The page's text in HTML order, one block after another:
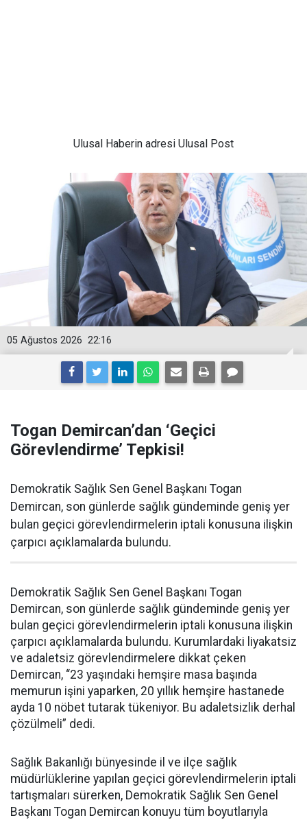
Ulusal Haberin adresi Ulusal Post
22:16
05 Ağustos 2026
Togan Demircan’dan ‘Geçici
Görevlendirme’ Tepkisi!
Demokratik Sağlık Sen Genel Başkanı Togan
Demircan, son günlerde sağlık gündeminde geniş yer
bulan geçici görevlendirmelerin iptali konusuna ilişkin
çarpıcı açıklamalarda bulundu.
Demokratik Sağlık Sen Genel Başkanı Togan
Demircan, son günlerde sağlık gündeminde geniş yer
bulan geçici görevlendirmelerin iptali konusuna ilişkin
çarpıcı açıklamalarda bulundu. Kurumlardaki liyakatsiz
ve adaletsiz görevlendirmelere dikkat çeken
Demircan, “23 yaşındaki hemşire masa başında
memurun işini yaparken, 20 yıllık hemşire hastanede
ayda 10 nöbet tutarak tükeniyor. Bu adaletsizlik derhal
çözülmeli” dedi.
Sağlık Bakanlığı bünyesinde il ve ilçe sağlık
müdürlüklerine yapılan geçici görevlendirmelerin iptali
tartışmaları sürerken, Demokratik Sağlık Sen Genel
Başkanı Togan Demircan konuyu tüm boyutlarıyla